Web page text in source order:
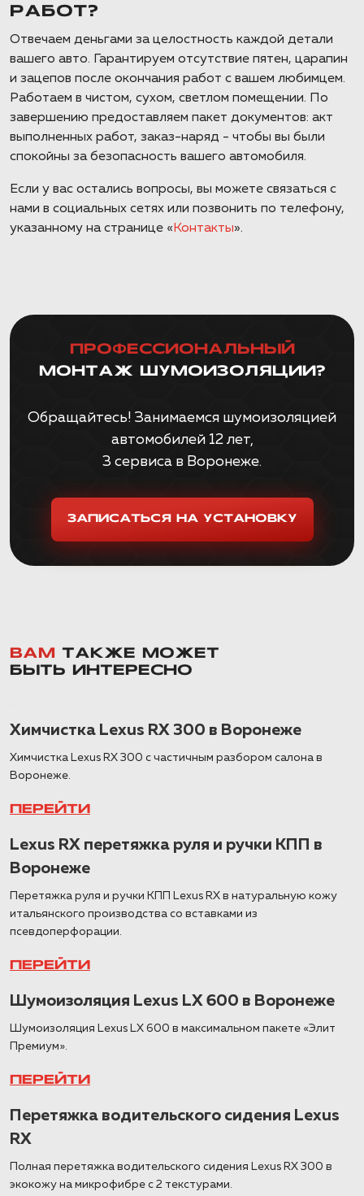
РАБОТ?
Отвечаем деньгами за целостность каждой детали
вашего авто. Гарантируем отсутствие пятен, царапин
и зацепов после окончания работ с вашем любимцем.
Работаем в чистом, сухом, светлом помещении. По
завершению предоставляем пакет документов: акт
выполненных работ, заказ-наряд - чтобы вы были
спокойны за безопасность вашего автомобиля.
Если у вас остались вопросы, вы можете связаться с
нами в социальных сетях или позвонить по телефону,
указанному на странице « Контакты».
ПРОФЕССИОНАЛЬНЫЙ
МОНТАЖ ШУМОИЗОЛЯЦИИ?
Обращайтесь! Занимаемся шумоизоляцией
автомобилей 12 лет,
3 сервиса в Воронеже.
ЗАПИСАТЬСЯ НА УСТАНОВКУ
ВАМ
ТАКЖЕ МОЖЕТ
БЫТЬ ИНТЕРЕСНО
Химчистка Lexus RX 300 в Воронеже
Химчистка Lexus RX 300 с частичным разбором салона в
Воронеже.
ПЕРЕЙТИ
Lexus RX перетяжка руля и ручки КПП в
Воронеже
Перетяжка руля и ручки КПП Lexus RX в натуральную кожу
итальянского производства со вставками из
псевдоперфорации.
ПЕРЕЙТИ
Шумоизоляция Lexus LX 600 в Воронеже
Шумоизоляция Lexus LX 600 в максимальном пакете «Элит
Премиум».
ПЕРЕЙТИ
Перетяжка водительского сидения Lexus
RX
Полная перетяжка водительского сидения Lexus RX 300 в
экокожу на микрофибре с 2 текстурами.